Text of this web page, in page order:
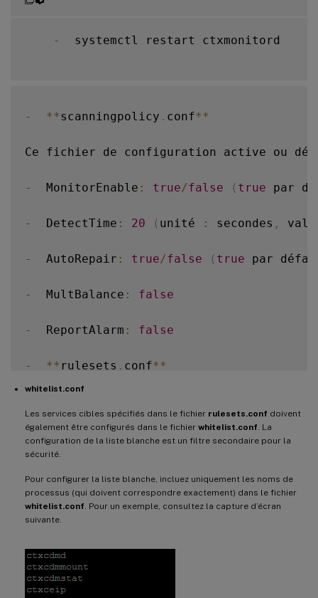
-
  systemctl restart ctxmonitord
- **scanningpolicy . conf**
Ce fichier de configuration active ou
-
  MonitorEnable
: true/false ( true par
-
  DetectTime
: 20 ( unité : secondes ,
-
  AutoRepair
: true/false ( true par
-
  MultBalance
: false
-
  ReportAlarm
: false
- ** rulesets . conf**
![Quatre services surveillés par défaut
- **MonitorUser**: all
- **ProcessName
whitelist.conf
Les services cibles spécifiés dans le fichier rulesets.conf doivent
également être configurés dans le fichier whitelist.conf . La
configuration de la liste blanche est un filtre secondaire pour la
sécurité.
Pour configurer la liste blanche, incluez uniquement les noms de
processus (qui doivent correspondre exactement) dans le fichier
whitelist.conf . Pour un exemple, consultez la capture d’écran
suivante.